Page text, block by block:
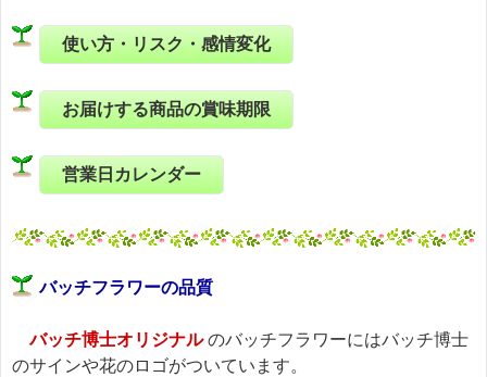
使い方・リスク・感情変化
お届けする商品の賞味期限
営業日カレンダー
バッチフラワーの品質
バッチ博士オリジナルのバッチフラワーにはバッチ博士
のサインや花のロゴがついています。